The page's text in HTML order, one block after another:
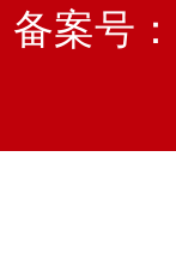
备案号：